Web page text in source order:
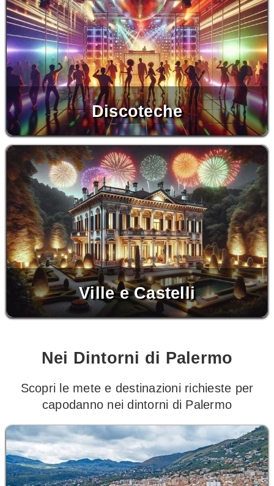
Discoteche
Ville e Castelli
Nei Dintorni di Palermo
Scopri le mete e destinazioni richieste per
capodanno nei dintorni di Palermo